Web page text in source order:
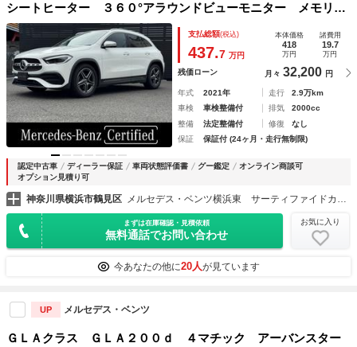
シートヒーター ３６０°アラウンドビューモニター メモリ付
きパワーシート レーダーセーフティパッケージ 認定中古車
保証２年 純正ナビゲーション フルセグ ＥＴＣ フットト
ランクオープナー レザーＡＲＴ
支払総額(税込)
437.7 万円
本体価格
418
万円
諸費用
19.7
万円
残価ローン 月々 32,200 円
年式 2021年 走行
2.9万km
車検
車検整備付 排気
2000cc
整備
法定整備付 修復
なし
保証
保証付 (24ヶ月・走行無制限)
認定中古車 ディーラー保証 車両状態評価書 グー鑑定
オンライン商談可
オプション見積り可
神奈川県横浜市鶴見区 メルセデス・ベンツ横浜東 サーティファイドカーセンター
まずは在庫確認・見積依頼
無料通話でお問い合わせ
お気に入り
今あなたの他に20人が見ています
UP メルセデス・ベンツ
ＧＬＡクラス ＧＬＡ２００ｄ ４マチック アーバンスター